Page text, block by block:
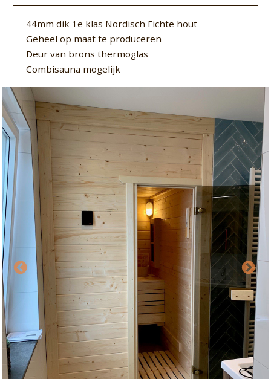
44mm dik 1e klas Nordisch Fichte hout
Geheel op maat te produceren
Deur van brons thermoglas
Combisauna mogelijk